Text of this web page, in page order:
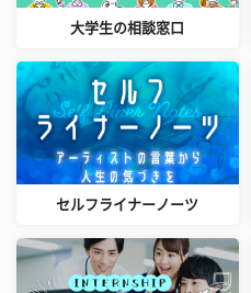
大学生の相談窓口
セルフライナーノーツ